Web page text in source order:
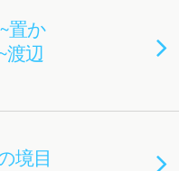
置か
渡辺
境目